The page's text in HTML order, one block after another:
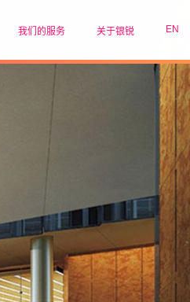
我们的服务 关于银锐 EN